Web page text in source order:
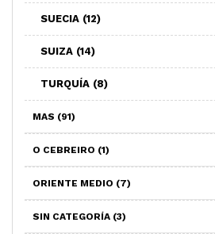
SUECIA (12)
SUIZA (14)
TURQUÍA (8)
MAS (91)
O CEBREIRO (1)
ORIENTE MEDIO (7)
SIN CATEGORÍA (3)